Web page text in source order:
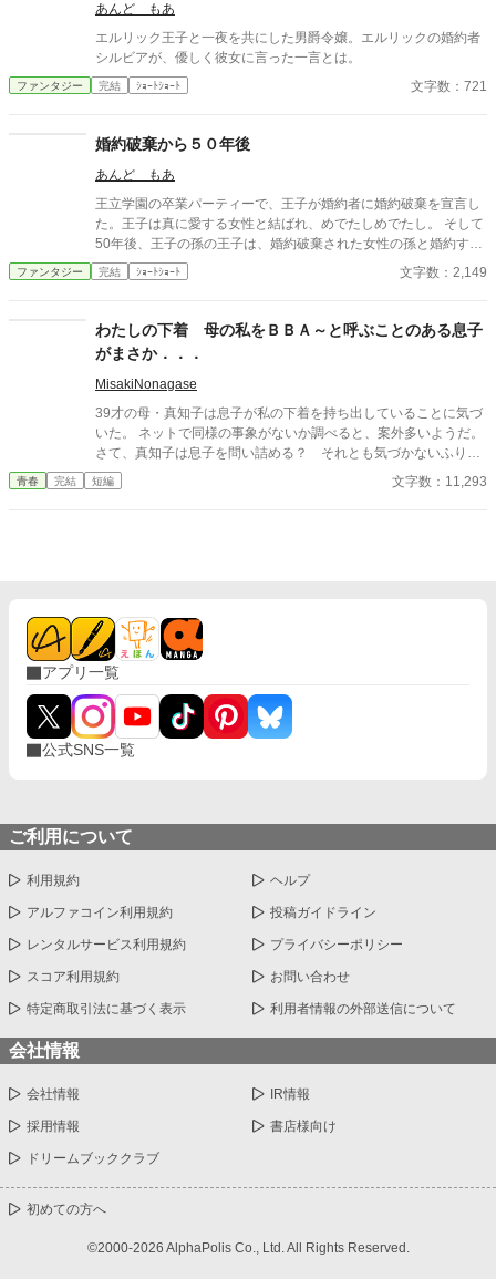
あんど もあ
エルリック王子と一夜を共にした男爵令嬢。エルリックの婚約者
シルビアが、優しく彼女に言った一言とは。
ファンタジー 完結 ｼｮｰﾄｼｮｰﾄ 文字数：721
婚約破棄から５０年後
あんど もあ
王立学園の卒業パーティーで、王子が婚約者に婚約破棄を宣言し
た。王子は真に愛する女性と結ばれ、めでたしめでたし。 そして
50年後、王子の孫の王子は、婚約破棄された女性の孫と婚約する
事に。そこで明かされた婚約破棄の真実とは。
ファンタジー 完結 ｼｮｰﾄｼｮｰﾄ 文字数：2,149
わたしの下着 母の私をＢＢＡ～と呼ぶことのある息子
がまさか．．．
MisakiNonagase
39才の母・真知子は息子が私の下着を持ち出していることに気づ
いた。 ネットで同様の事象がないか調べると、案外多いようだ。
さて、真知子は息子を問い詰める？ それとも気づかないふりを
青春 完結 短編 文字数：11,293
アプリ一覧
公式SNS一覧
ご利用について
利用規約 ヘルプ
アルファコイン利用規約 投稿ガイドライン
レンタルサービス利用規約 プライバシーポリシー
スコア利用規約 お問い合わせ
特定商取引法に基づく表示 利用者情報の外部送信について
会社情報
会社情報 IR情報
採用情報 書店様向け
ドリームブッククラブ
初めての方へ
©2000-2026 AlphaPolis Co., Ltd. All Rights Reserved.